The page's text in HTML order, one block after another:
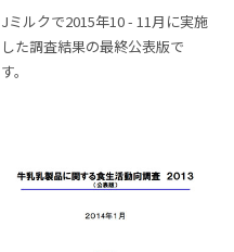
Jミルクで2015年10 - 11月に実施
した調査結果の最終公表版で
す。